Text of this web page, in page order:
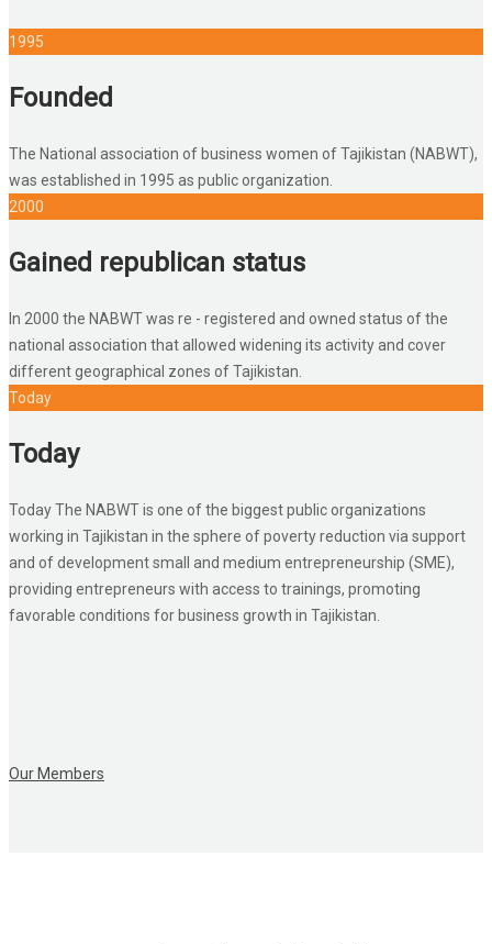
1995
Founded
The National association of business women of Tajikistan (NABWT),
was established in 1995 as public organization.
2000
Gained republican status
In 2000 the NABWT was re - registered and owned status of the
national association that allowed widening its activity and cover
different geographical zones of Tajikistan.
Today
Today
Today The NABWT is one of the biggest public organizations
working in Tajikistan in the sphere of poverty reduction via support
and of development small and medium entrepreneurship (SME),
providing entrepreneurs with access to trainings, promoting
favorable conditions for business growth in Tajikistan.
Our Members